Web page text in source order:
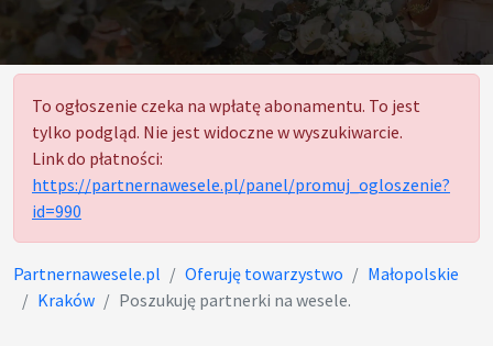
To ogłoszenie czeka na wpłatę abonamentu. To jest
tylko podgląd. Nie jest widoczne w wyszukiwarcie.
Link do płatności:
https://partnernawesele.pl/panel/promuj_ogloszenie?
id=990
Partnernawesele.pl Oferuję towarzystwo
Małopolskie
Kraków
Poszukuję partnerki na wesele.